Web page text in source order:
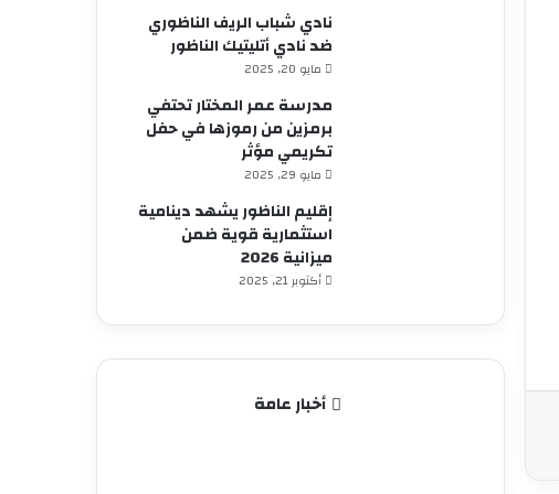
نادي شباب الريف الناظوري
ضد نادي أتليتيك الناظور
مايو 20, 2025
مدرسة عمر المختار تحتفي
برمزين من رموزها في حفل
تكريمي مؤثر
مايو 29, 2025
إقليم الناظور يشهد دينامية
استثمارية قوية ضمن
ميزانية 2026
أكتوبر 21, 2025
أخبار عامة